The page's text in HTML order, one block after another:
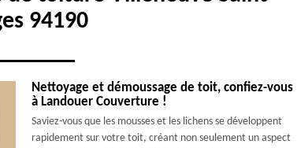
94190
Nettoyage et démoussage de toit, confiez-vous
à Landouer Couverture !
Saviez-vous que les mousses et les lichens se développent
rapidement sur votre toit, créant non seulement un aspect